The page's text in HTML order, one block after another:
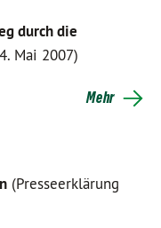
durch die
Mai 2007)
Mehr
(Presseerklärung